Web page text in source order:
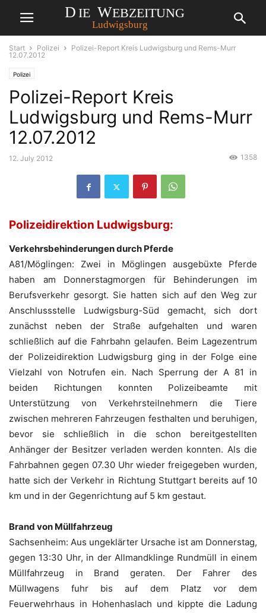
Start Polizei
Polizei-Report Kreis Ludwigsburg und Rems-Murr
12.07.2012
Polizei
Polizei-Report Kreis
Ludwigsburg und Rems-Murr
12.07.2012
12. July 2012 1358
Polizeidirektion Ludwigsburg:
Verkehrsbehinderungen durch Pferde
A81/Möglingen: Zwei in Möglingen ausgebüxte Pferde
haben am Donnerstagmorgen für Behinderungen im
Berufsverkehr gesorgt. Sie hatten sich auf den Weg zur
Anschlussstelle Ludwigsburg-Süd gemacht, sich dort
zunächst neben der Straße aufgehalten und waren
schließlich auf die Fahrbahn gelaufen. Beim Lagezentrum
der Polizeidirektion Ludwigsburg ging in der Folge eine
Vielzahl von Notrufen ein. Nach Sperrung der A 81 in
beiden Richtungen konnten Polizeibeamte mit
Unterstützung von Verkehrsteilnehmern die Tiere
zwischen mehreren Fahrzeugen festhalten und beruhigen,
bevor sie schließlich in die schon bereitgestellten
Anhänger der Besitzer verladen werden konnten. Als die
Fahrbahnen gegen 07.30 Uhr wieder freigegeben wurden,
hatte sich der Verkehr in Richtung Stuttgart bereits auf 10
km und in der Gegenrichtung auf 5 km gestaut.
Brand von Müllfahrzeug
Sachsenheim: Aus ungeklärter Ursache ist am Donnerstag,
gegen 13:30 Uhr, in der Allmandklinge Rundmüll in einem
Müllfahrzeug in Brand geraten. Der Fahrer des
Müllwagens fuhr bis auf dem Platz vor dem
Feuerwehrhaus in Hohenhaslach und kippte die Ladung